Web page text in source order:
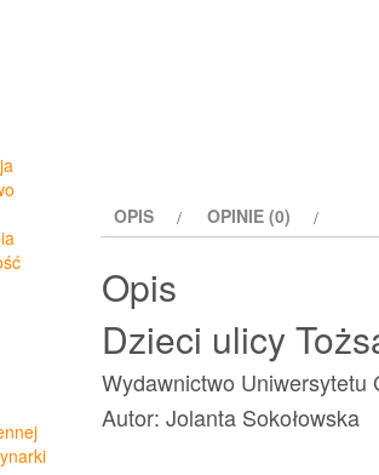
OPIS OPINIE (0)
Opis
Dzieci ulicy
Wydawnictwo Uniwersytetu
Autor: Jolanta Sokołowska